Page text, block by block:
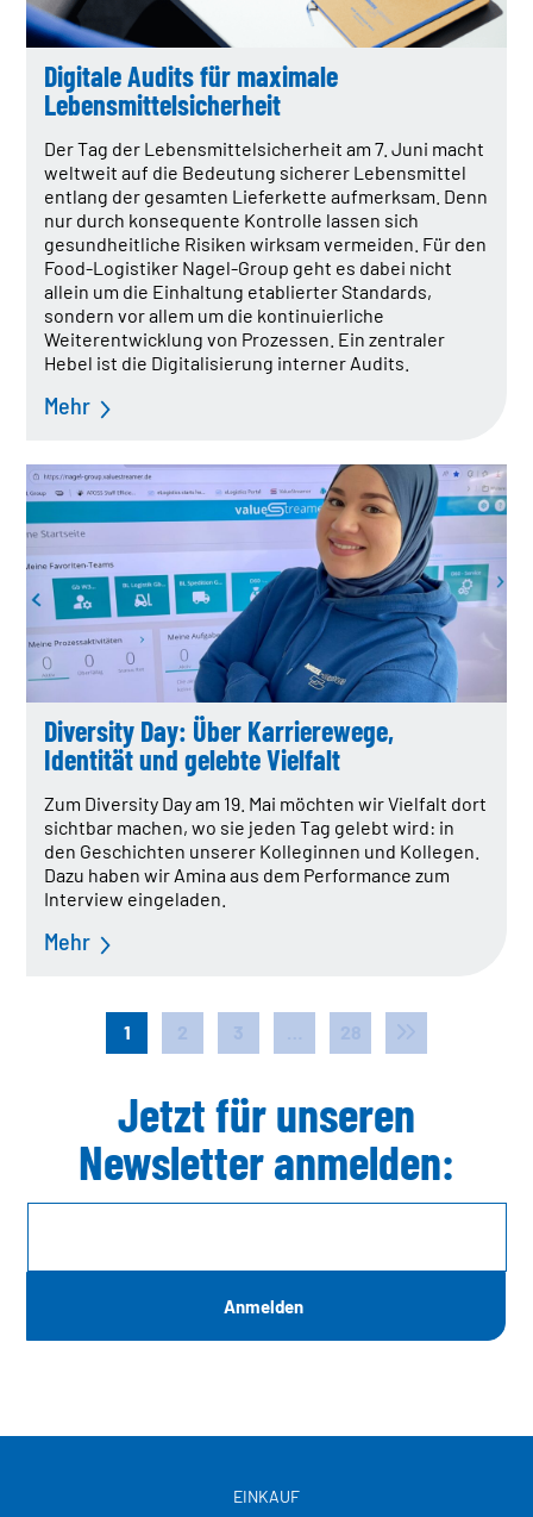
Digitale Audits für maximale
Lebensmittelsicherheit
Der Tag der Lebensmittelsicherheit am 7. Juni macht
weltweit auf die Bedeutung sicherer Lebensmittel
entlang der gesamten Lieferkette aufmerksam. Denn
nur durch konsequente Kontrolle lassen sich
gesundheitliche Risiken wirksam vermeiden. Für den
Food-Logistiker Nagel-Group geht es dabei nicht
allein um die Einhaltung etablierter Standards,
sondern vor allem um die kontinuierliche
Weiterentwicklung von Prozessen. Ein zentraler
Hebel ist die Digitalisierung interner Audits.
Mehr
Diversity Day: Über Karrierewege,
Identität und gelebte Vielfalt
Zum Diversity Day am 19. Mai möchten wir Vielfalt dort
sichtbar machen, wo sie jeden Tag gelebt wird: in
den Geschichten unserer Kolleginnen und Kollegen.
Dazu haben wir Amina aus dem Performance zum
Interview eingeladen.
Mehr
1
Jetzt für unseren
Newsletter anmelden:
EINKAUF